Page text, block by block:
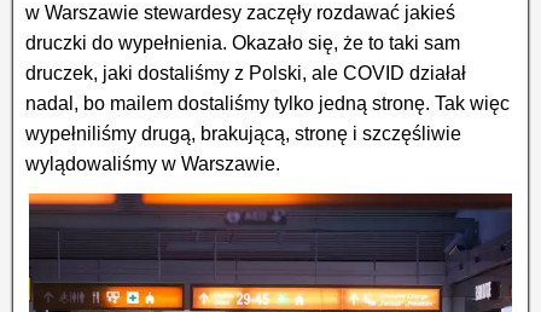
w Warszawie stewardesy zaczęły rozdawać jakieś
druczki do wypełnienia. Okazało się, że to taki sam
druczek, jaki dostaliśmy z Polski, ale COVID działał
nadal, bo mailem dostaliśmy tylko jedną stronę. Tak więc
wypełniliśmy drugą, brakującą, stronę i szczęśliwie
wylądowaliśmy w Warszawie.